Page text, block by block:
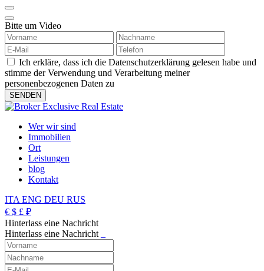
Bitte um Video
Ich erkläre, dass ich die Datenschutzerklärung gelesen habe und
stimme der Verwendung und Verarbeitung meiner
personenbezogenen Daten zu
Wer wir sind
Immobilien
Ort
Leistungen
blog
Kontakt
ITA ENG DEU RUS
€ $ £ ₽
Hinterlass eine Nachricht
Hinterlass eine Nachricht